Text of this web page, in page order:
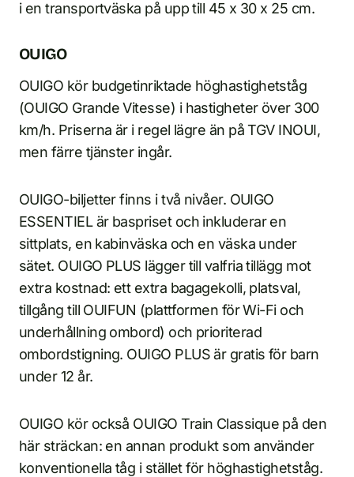
i en transportväska på upp till 45 x 30 x 25 cm.
OUIGO
OUIGO kör budgetinriktade höghastighetståg
(OUIGO Grande Vitesse) i hastigheter över 300
km/h. Priserna är i regel lägre än på TGV INOUI,
men färre tjänster ingår.
OUIGO-biljetter finns i två nivåer. OUIGO
ESSENTIEL är baspriset och inkluderar en
sittplats, en kabinväska och en väska under
sätet. OUIGO PLUS lägger till valfria tillägg mot
extra kostnad: ett extra bagagekolli, platsval,
tillgång till OUIFUN (plattformen för Wi-Fi och
underhållning ombord) och prioriterad
ombordstigning. OUIGO PLUS är gratis för barn
under 12 år.
OUIGO kör också OUIGO Train Classique på den
här sträckan: en annan produkt som använder
konventionella tåg i stället för höghastighetståg.